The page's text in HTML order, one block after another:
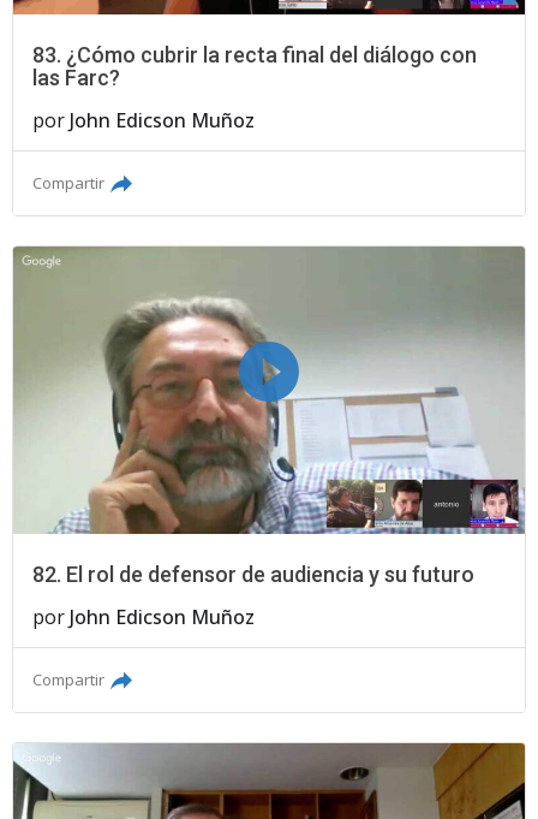
83. ¿Cómo cubrir la recta final del diálogo con
las Farc?
por John Edicson Muñoz
Compartir
82. El rol de defensor de audiencia y su futuro
por John Edicson Muñoz
Compartir